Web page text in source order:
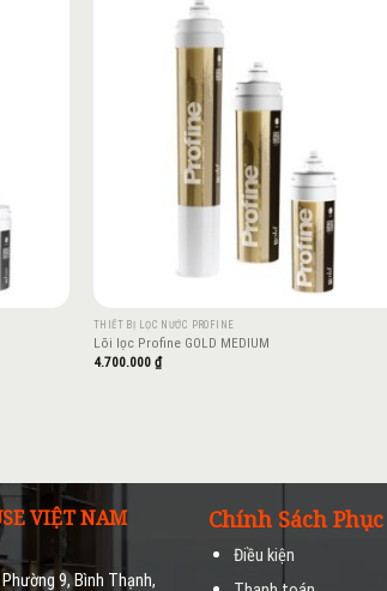
THIẾT BỊ LỌC NƯỚC PROFINE
Lõi lọc Profine GOLD MEDIUM
4.700.000 ₫
VIỆT NAM
9, Bình Thạnh,
Chính Sách
Điều kiện